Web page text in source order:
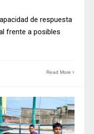
de respuesta
frente a posibles
Read More